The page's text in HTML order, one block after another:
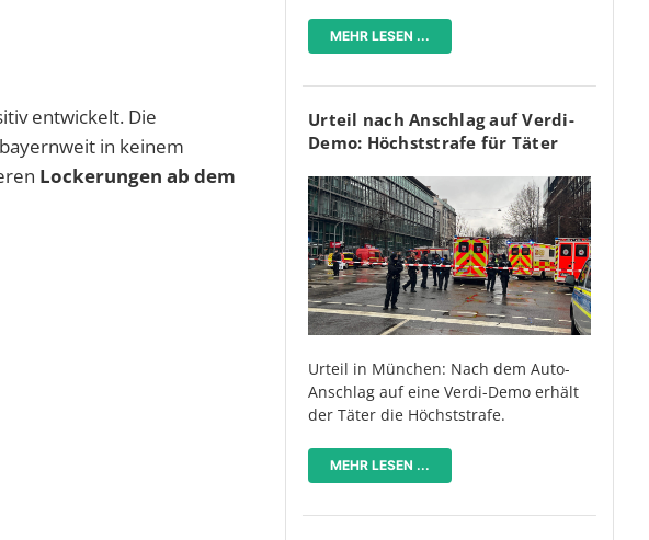
entwickelt. Die
in keinem
Lockerungen ab dem
MEHR LESEN ...
Urteil nach Anschlag auf Verdi-
Demo: Höchststrafe für Täter
Urteil in München: Nach dem Auto-
Anschlag auf eine Verdi-Demo erhält
der Täter die Höchststrafe.
MEHR LESEN ...